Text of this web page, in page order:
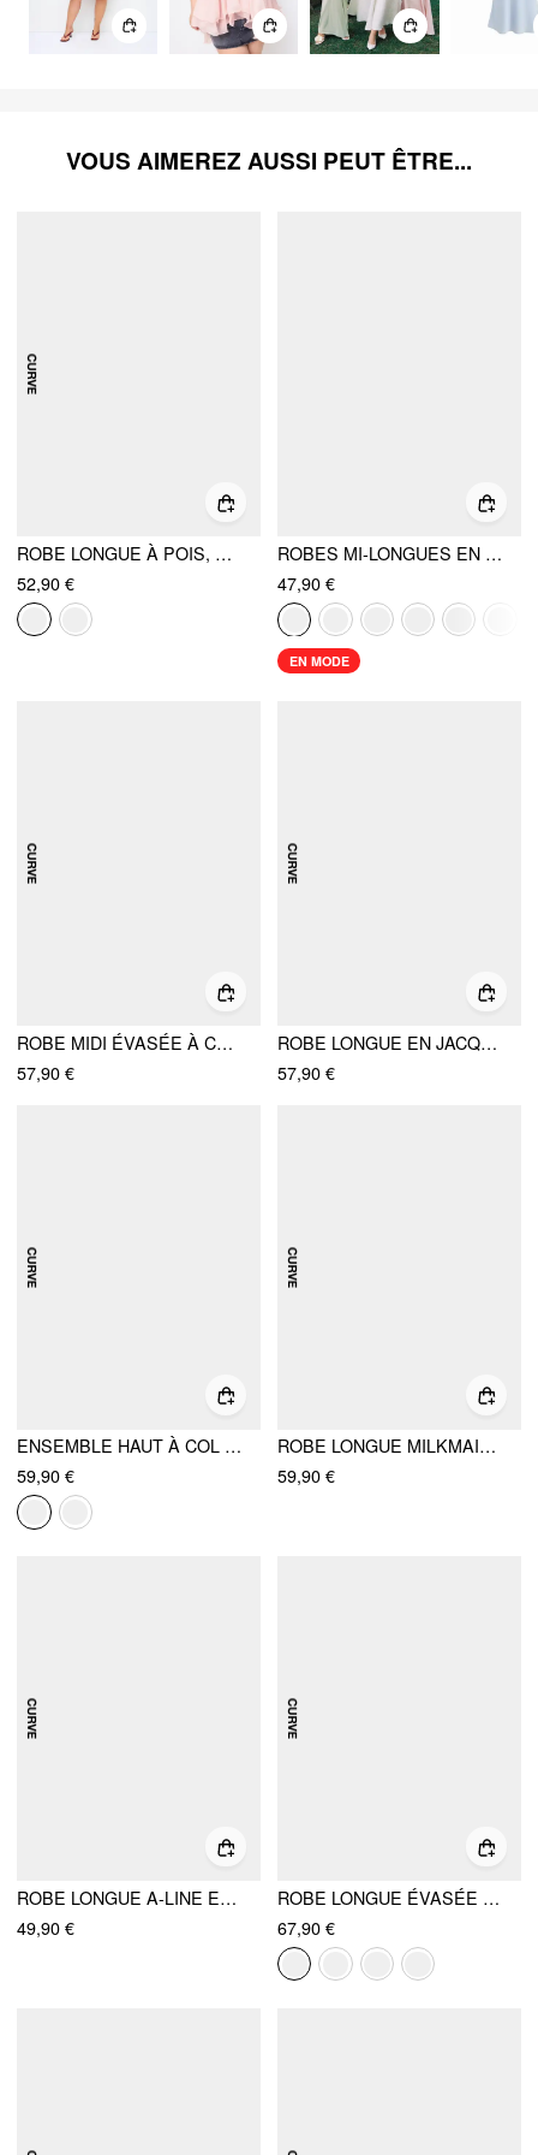
VOUS AIMEREZ AUSSI PEUT ÊTRE...
ROBE LONGUE À POIS, COL CARRÉ, VOLANTS, ENTRECROISÉE CURVE & PLUS
52,90 €
ROBES MI-LONGUES EN COTON DÉCOLLETÉ ROND A-LINE
47,90 €
EN MODE
ROBE MIDI ÉVASÉE À COL CŒUR EN COTON MÉLANGÉ CURVE & PLUS
57,90 €
ROBE LONGUE EN JACQUARD AVEC NŒUD PAPILLON CŒUR, COUCHES CURVE & PLUS
57,90 €
ENSEMBLE HAUT À COL V FRONCÉ EN LIN ET PANTALON LARGE TAILLE MOYENNE CURVE & PLUS
59,90 €
ROBE LONGUE MILKMAID À MANCHES BOUFFANTES ET DÉCOLLETÉ CARRÉ CURVE & PLUS
59,90 €
ROBE LONGUE A-LINE EN COTON, DÉCOLLETÉ BATEAU, TAILLE BASSE, FRONCÉE CURVE & PLUS
49,90 €
ROBE LONGUE ÉVASÉE À ENCOLURE U EN COTON MÉLANGÉ, VOLANTS ET LACETS CURVE & PLUS
67,90 €